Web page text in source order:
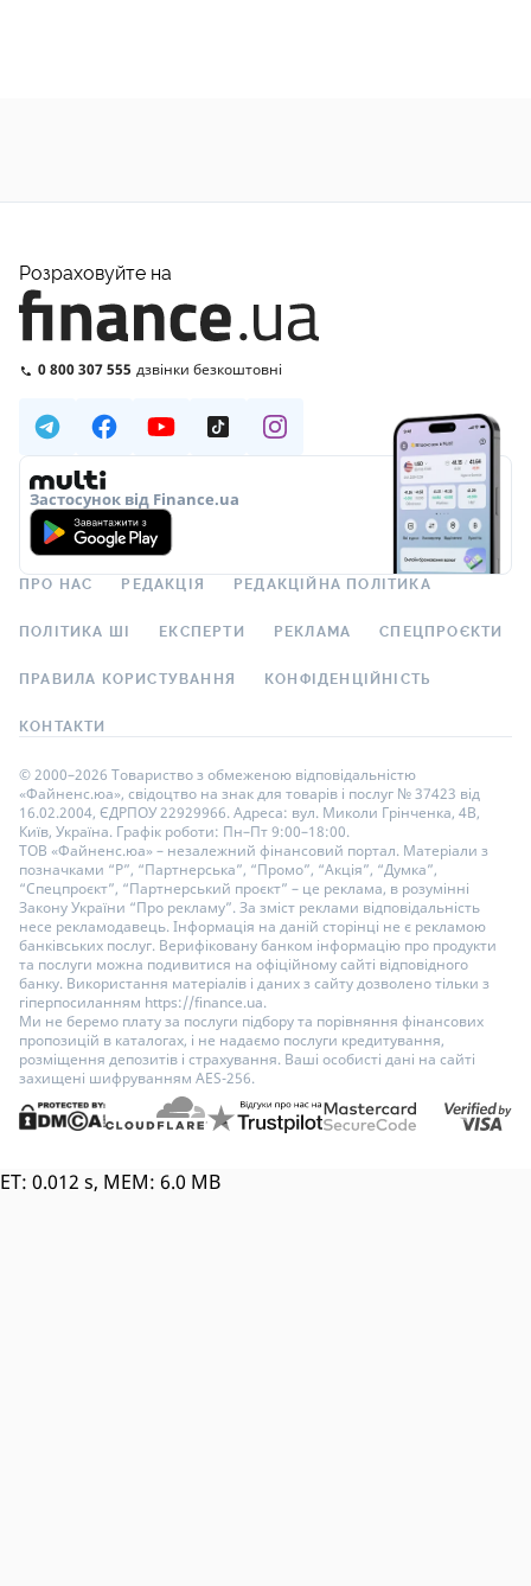
Розраховуйте на
0 800 307 555 дзвінки безкоштовні
Застосунок від Finance.ua
ПРО НАС РЕДАКЦІЯ РЕДАКЦІЙНА ПОЛІТИКА
ПОЛІТИКА ШІ ЕКСПЕРТИ РЕКЛАМА СПЕЦПРОЄКТИ
ПРАВИЛА КОРИСТУВАННЯ КОНФІДЕНЦІЙНІСТЬ
КОНТАКТИ
© 2000–2026 Товариство з обмеженою відповідальністю
«Файненс.юа», свідоцтво на знак для товарів і послуг № 37423 від
16.02.2004, ЄДРПОУ 22929966. Адреса: вул. Миколи Грінченка, 4В,
Київ, Україна. Графік роботи: Пн–Пт 9:00–18:00.
ТОВ «Файненс.юа» – незалежний фінансовий портал. Матеріали з
позначками “Р”, “Партнерська”, “Промо”, “Акція”, “Думка”,
“Спецпроєкт”, “Партнерський проєкт” – це реклама, в розумінні
Закону України “Про рекламу”. За зміст реклами відповідальність
несе рекламодавець. Інформація на даній сторінці не є рекламою
банківських послуг. Верифіковану банком інформацію про продукти
та послуги можна подивитися на офіційному сайті відповідного
банку. Використання матеріалів і даних з сайту дозволено тільки з
гіперпосиланням https://finance.ua.
Ми не беремо плату за послуги підбору та порівняння фінансових
пропозицій в каталогах, і не надаємо послуги кредитування,
розміщення депозитів і страхування. Ваші особисті дані на сайті
захищені шифруванням AES-256.
ET: 0.012 s, MEM: 6.0 MB